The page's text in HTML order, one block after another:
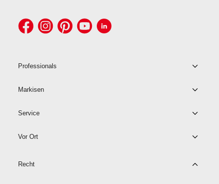
Professionals
Markisen
Service
Vor Ort
Recht